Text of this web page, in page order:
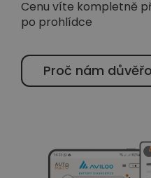
Cenu víte kompletně
po prohlídce
Proč nám